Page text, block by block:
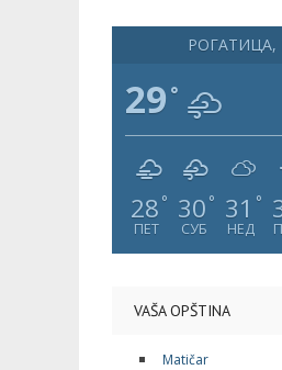
РОГАТИЦА,
29 °
28 °
ПЕТ
30 °
СУБ
31 °
НЕД
VAŠA OPŠTINA
Matičar